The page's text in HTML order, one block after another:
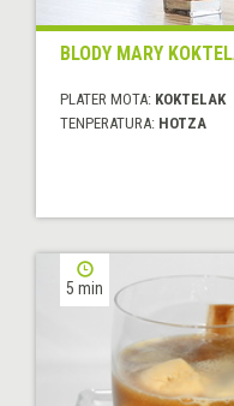
BLODY MARY
PLATER MOTA: KOKTELAK
TENPERATURA: HOTZA
5 min